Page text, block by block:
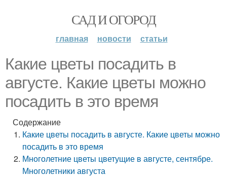
САД И ОГОРОД
главная новости статьи
Какие цветы посадить в
августе. Какие цветы можно
посадить в это время
Содержание
Какие цветы посадить в августе. Какие цветы можно
посадить в это время
Многолетние цветы цветущие в августе, сентябре.
Многолетники августа